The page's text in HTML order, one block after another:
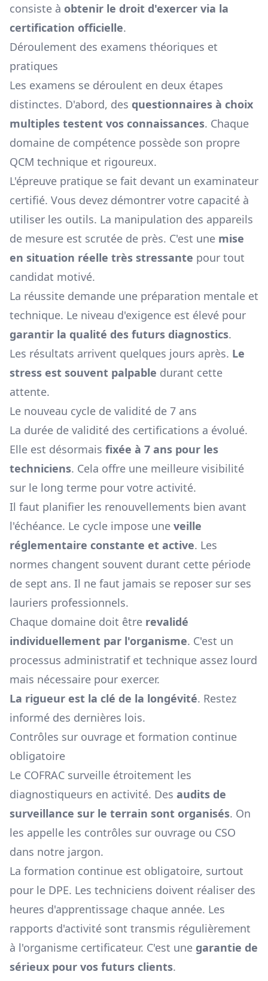
consiste à obtenir le droit d'exercer via la
certification officielle.
Déroulement des examens théoriques et
pratiques
Les examens se déroulent en deux étapes
distinctes. D'abord, des questionnaires à choix
multiples testent vos connaissances. Chaque
domaine de compétence possède son propre
QCM technique et rigoureux.
L'épreuve pratique se fait devant un examinateur
certifié. Vous devez démontrer votre capacité à
utiliser les outils. La manipulation des appareils
de mesure est scrutée de près. C'est une mise
en situation réelle très stressante pour tout
candidat motivé.
La réussite demande une préparation mentale et
technique. Le niveau d'exigence est élevé pour
garantir la qualité des futurs diagnostics.
Les résultats arrivent quelques jours après. Le
stress est souvent palpable durant cette
attente.
Le nouveau cycle de validité de 7 ans
La durée de validité des certifications a évolué.
Elle est désormais fixée à 7 ans pour les
techniciens. Cela offre une meilleure visibilité
sur le long terme pour votre activité.
Il faut planifier les renouvellements bien avant
l'échéance. Le cycle impose une veille
réglementaire constante et active. Les
normes changent souvent durant cette période
de sept ans. Il ne faut jamais se reposer sur ses
lauriers professionnels.
Chaque domaine doit être revalidé
individuellement par l'organisme. C'est un
processus administratif et technique assez lourd
mais nécessaire pour exercer.
La rigueur est la clé de la longévité. Restez
informé des dernières lois.
Contrôles sur ouvrage et formation continue
obligatoire
Le COFRAC surveille étroitement les
diagnostiqueurs en activité. Des audits de
surveillance sur le terrain sont organisés. On
les appelle les contrôles sur ouvrage ou CSO
dans notre jargon.
La formation continue est obligatoire, surtout
pour le DPE. Les techniciens doivent réaliser des
heures d'apprentissage chaque année. Les
rapports d'activité sont transmis régulièrement
à l'organisme certificateur. C'est une garantie de
sérieux pour vos futurs clients.